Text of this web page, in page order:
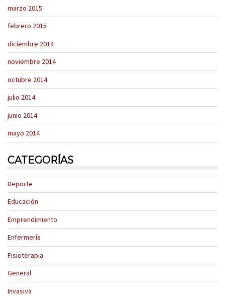
marzo 2015
febrero 2015
diciembre 2014
noviembre 2014
octubre 2014
julio 2014
junio 2014
mayo 2014
CATEGORÍAS
Deporte
Educación
Emprendimiento
Enfermería
Fisioterapia
General
Invasiva